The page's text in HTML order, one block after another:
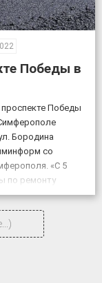
Победы в
Победы
Бородина
со
«С 5
по ремонту